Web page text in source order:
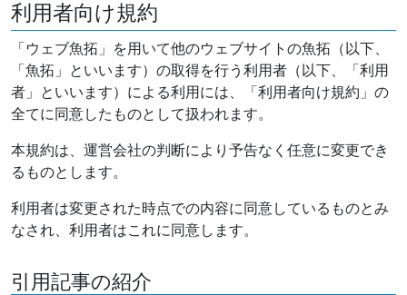
利用者向け規約
「ウェブ魚拓」を用いて他のウェブサイトの魚拓（以下、
「魚拓」といいます）の取得を行う利用者（以下、「利用
者」といいます）による利用には、「利用者向け規約」の
全てに同意したものとして扱われます。
本規約は、運営会社の判断により予告なく任意に変更でき
るものとします。
利用者は変更された時点での内容に同意しているものとみ
なされ、利用者はこれに同意します。
引用記事の紹介